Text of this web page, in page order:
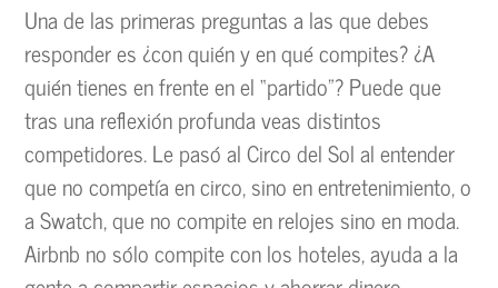
Una de las primeras preguntas a las que debes
responder es ¿con quién y en qué compites? ¿A
quién tienes en frente en el “partido”? Puede que
tras una reflexión profunda veas distintos
competidores. Le pasó al Circo del Sol al entender
que no competía en circo, sino en entretenimiento, o
a Swatch, que no compite en relojes sino en moda.
Airbnb no sólo compite con los hoteles, ayuda a la